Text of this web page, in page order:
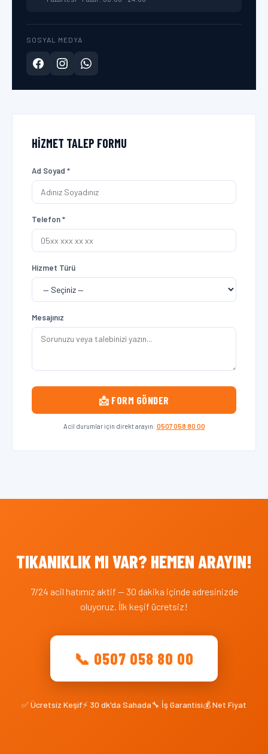
HIZMET TALEP FORMU
Ad Soyad *
Telefon *
Hizmet Türü
Mesajınız
📩 FORM GÖNDER
Acil durumlar için direkt arayın: 0507 058 80 00
SOSYAL MEDYA
TIKANIKLIK MI VAR? HEMEN ARAYIN!
7/24 acil hatımız aktif — 30 dakika içinde adresinizde
oluyoruz. İlk keşif ücretsiz!
📞 0507 058 80 00
✅ Ücretsiz Keşif⚡ 30 dk'da Sahada🔧 İş Garantisi💰 Net Fiyat